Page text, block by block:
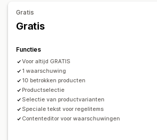
Pop-ups
Aangepaste CSS
Aangepaste
Geolocatie
Gratis
Gratis
Functies
Voor altijd GRATIS
1 waarschuwing
10 betrokken producten
Productselectie
Selectie van productvarianten
Speciale tekst voor regelitems
Contenteditor voor waarschuwingen